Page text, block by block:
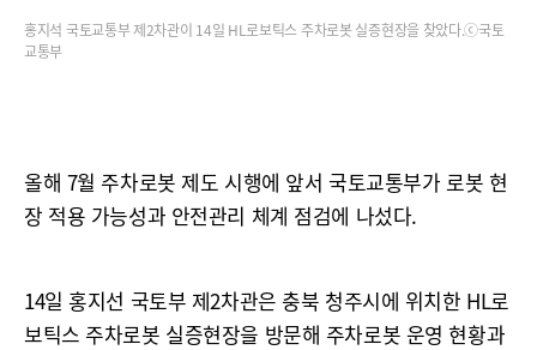
홍지석 국토교통부 제2차관이 14일 HL로보틱스 주차로봇 실증현장을 찾았다.ⓒ국토
교통부
올해 7월 주차로봇 제도 시행에 앞서 국토교통부가 로봇 현
장 적용 가능성과 안전관리 체계 점검에 나섰다.
14일 홍지선 국토부 제2차관은 충북 청주시에 위치한 HL로
보틱스 주차로봇 실증현장을 방문해 주차로봇 운영 현황과